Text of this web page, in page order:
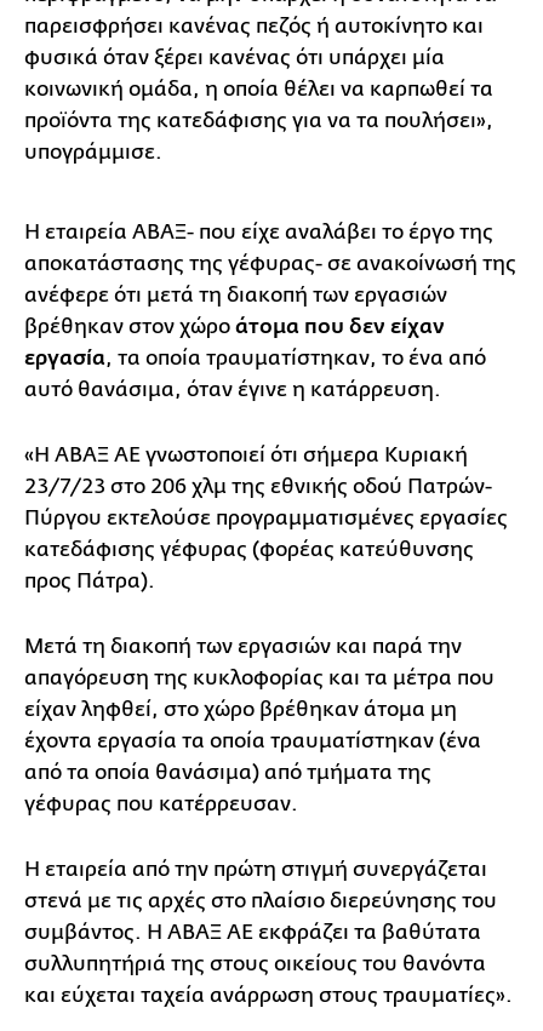
παρεισφρήσει κανένας πεζός ή αυτοκίνητο και
φυσικά όταν ξέρει κανένας ότι υπάρχει μία
κοινωνική ομάδα, η οποία θέλει να καρπωθεί τα
προϊόντα της κατεδάφισης για να τα πουλήσει»,
υπογράμμισε.
Η εταιρεία ΑΒΑΞ- που είχε αναλάβει το έργο της
αποκατάστασης της γέφυρας- σε ανακοίνωσή της
ανέφερε ότι μετά τη διακοπή των εργασιών
βρέθηκαν στον χώρο άτομα που δεν είχαν
εργασία, τα οποία τραυματίστηκαν, το ένα από
αυτό θανάσιμα, όταν έγινε η κατάρρευση.
«Η ΑΒΑΞ ΑΕ γνωστοποιεί ότι σήμερα Κυριακή
23/7/23 στο 206 χλμ της εθνικής οδού Πατρών-
Πύργου εκτελούσε προγραμματισμένες εργασίες
κατεδάφισης γέφυρας (φορέας κατεύθυνσης
προς Πάτρα).
Μετά τη διακοπή των εργασιών και παρά την
απαγόρευση της κυκλοφορίας και τα μέτρα που
είχαν ληφθεί, στο χώρο βρέθηκαν άτομα μη
έχοντα εργασία τα οποία τραυματίστηκαν (ένα
από τα οποία θανάσιμα) από τμήματα της
γέφυρας που κατέρρευσαν.
H εταιρεία από την πρώτη στιγμή συνεργάζεται
στενά με τις αρχές στο πλαίσιο διερεύνησης του
συμβάντος. Η ΑΒΑΞ ΑΕ εκφράζει τα βαθύτατα
συλλυπητήριά της στους οικείους του θανόντα
και εύχεται ταχεία ανάρρωση στους τραυματίες».